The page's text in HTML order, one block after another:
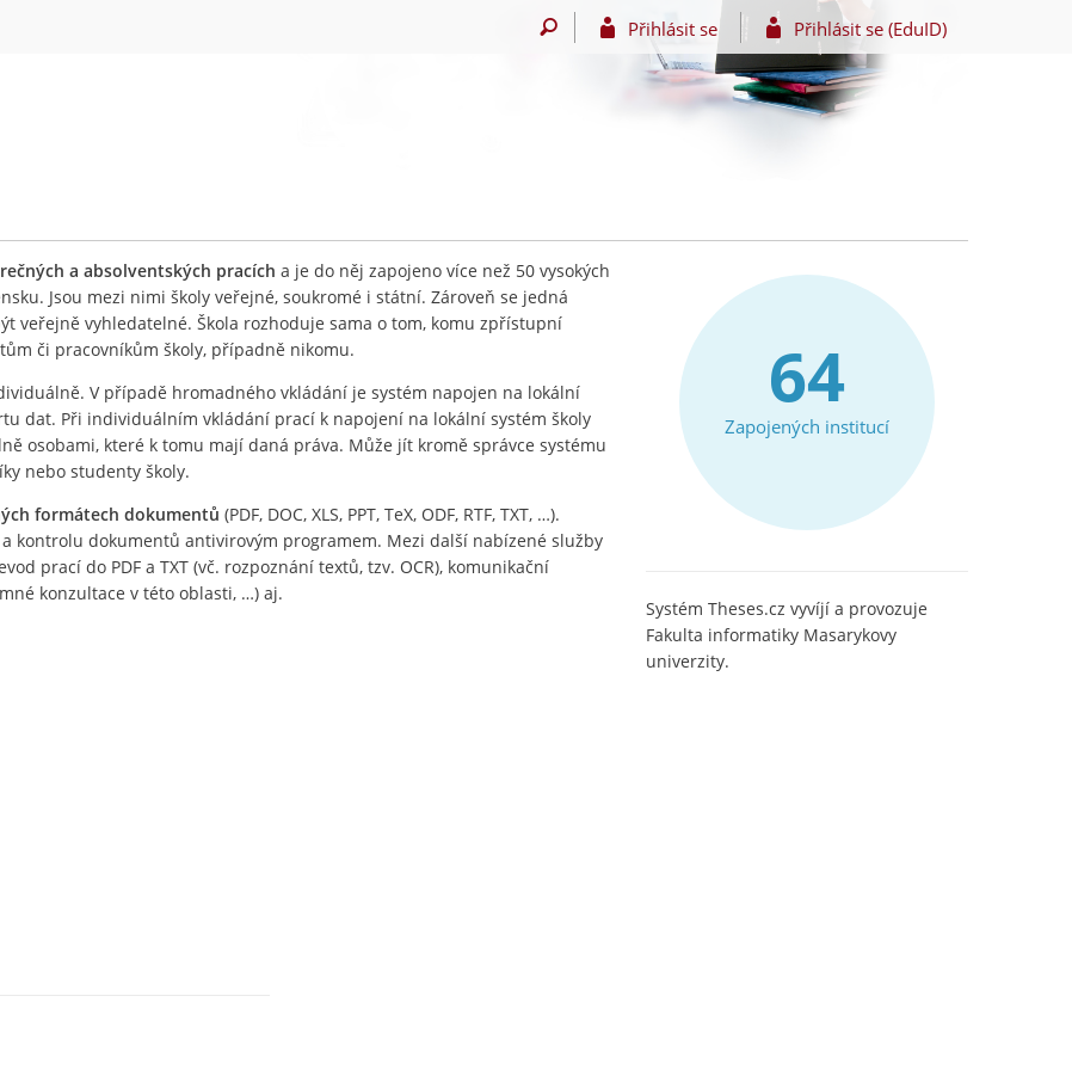
Přihlásit se Přihlásit se (EduID)
a absolventských pracích a je do něj zapojeno více než 50 vysokých
Jsou mezi nimi školy veřejné, soukromé i státní. Zároveň se jedná
veřejně vyhledatelné. Škola rozhoduje sama o tom, komu zpřístupní
či pracovníkům školy, případně nikomu.
V případě hromadného vkládání je systém napojen na lokální
dat. Při individuálním vkládání prací k napojení na lokální systém školy
osobami, které k tomu mají daná práva. Může jít kromě správce systému
nebo studenty školy.
formátech dokumentů (PDF, DOC, XLS, PPT, TeX, ODF, RTF, TXT, …).
kontrolu dokumentů antivirovým programem. Mezi další nabízené služby
prací do PDF a TXT (vč. rozpoznání textů, tzv. OCR), komunikační
konzultace v této oblasti, …) aj.
64
Zapojených institucí
Systém Theses.cz vyvíjí a provozuje
Fakulta informatiky Masarykovy
univerzity.